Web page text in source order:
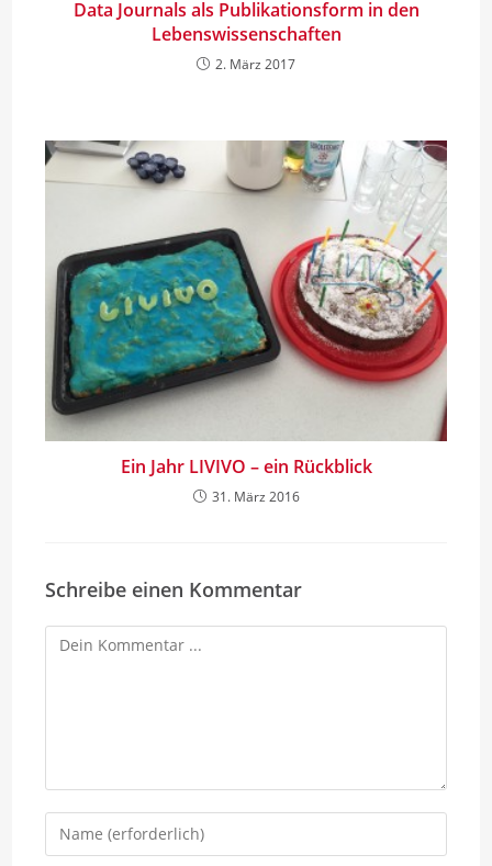
Data Journals als Publikationsform in den
Lebenswissenschaften
2. März 2017
Ein Jahr LIVIVO – ein Rückblick
31. März 2016
Schreibe einen Kommentar
Kommentieren
Gib
deinen